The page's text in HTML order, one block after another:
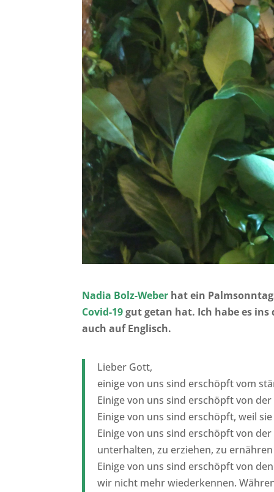
Nadia Bolz-Weber hat ein
Covid-19gut getan hat. Ich habe es
auch auf Englisch.
Lieber Gott,
einige von uns sind erschöpft vom
Einige von uns sind erschöpft von
Einige von uns sind erschöpft, weil
Einige von uns sind erschöpft von
unterhalten, zu erziehen, zu
Einige von uns sind erschöpft von
wir nicht mehr wiederkennen.